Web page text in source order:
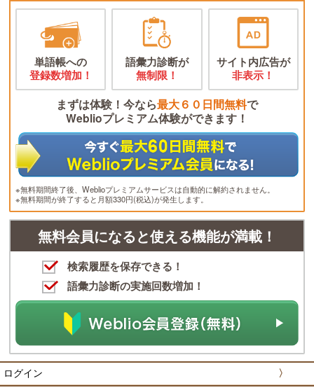
単語帳への
登録数増加！
語彙力診断が
無制限！
サイト内広告が
非表示！
まずは体験！今なら最大６０日間無料で
Weblioプレミアム体験ができます！
※無料期間終了後、Weblioプレミアムサービスは自動的に解約されません。
※無料期間が終了すると月額330円(税込)が発生します。
無料会員になると使える機能が満載！
検索履歴を保存できる！
語彙力診断の実施回数増加！
ログイン 〉